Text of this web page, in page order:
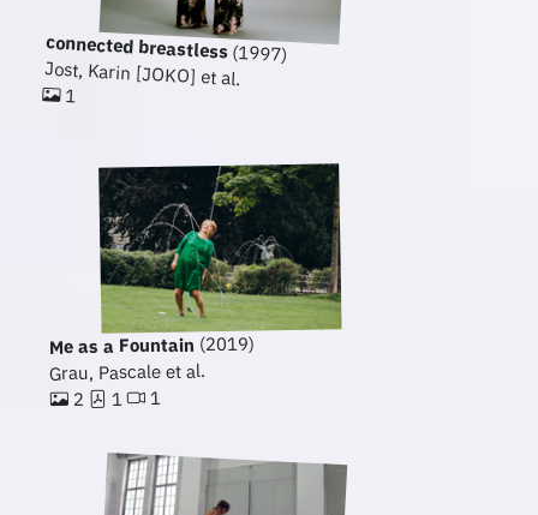
connected breastless(1997)
Jost, Karin [JOKO] et al.
1
Me as a Fountain (2019)
Grau, Pascale et al.
2 1 1